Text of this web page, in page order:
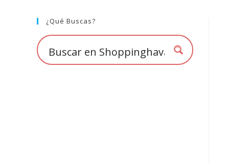
¿Qué Buscas?